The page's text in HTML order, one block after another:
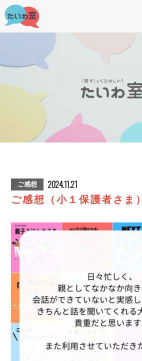
ご感想 2024.11.21
ご感想（小１保護者さま）